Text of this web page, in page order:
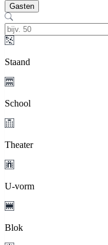
Gasten
Staand
School
Theater
U-vorm
Blok